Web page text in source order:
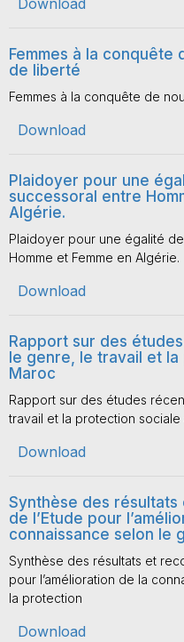
Download
Femmes à la conquête
de liberté
Femmes à la conquête de
Download
Plaidoyer pour une
successoral entre
Algérie.
Plaidoyer pour une égalité
Homme et Femme en Algérie.
Download
Rapport sur des
le genre, le travail et
Maroc
Rapport sur des études
travail et la protection sociale
Download
Synthèse des résultats
de l’Etude pour
connaissance selon le
Synthèse des résultats et
pour l’amélioration de la
la protection
Download